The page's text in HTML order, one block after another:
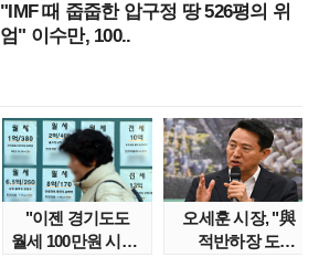
"IMF 때 줍줍한 압구정 땅 526평의 위
엄" 이수만, 100..
"이젠 경기도도
월세 100만원 시대"
오세훈 시장, "與
적반하장 도